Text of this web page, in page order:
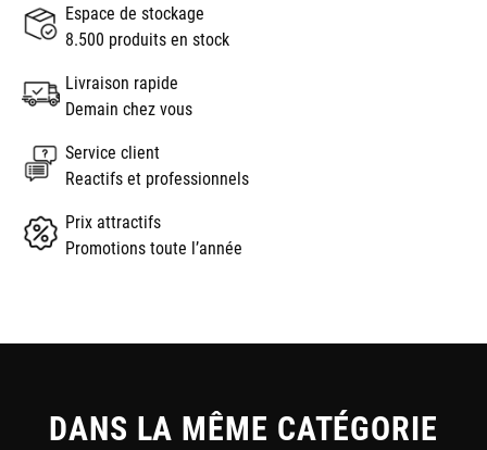
Espace de stockage
8.500 produits en stock
Livraison rapide
Demain chez vous
Service client
Reactifs et professionnels
Prix attractifs
Promotions toute l’année
DANS LA MÊME CATÉGORIE